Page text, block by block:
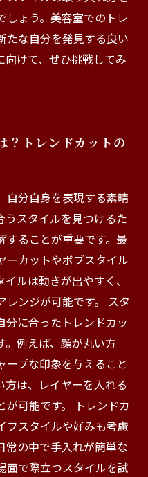
しょう。美容室でのトレ
たな自分を発見する良い
けて、ぜひ挑戦してみ
？トレンドカットの
自分自身を表現する素晴
うスタイルを見つけるた
することが重要です。最
ーカットやボブスタイル
ルは動きが出やすく、
レンジが可能です。 スタ
分に合ったトレンドカッ
。例えば、顔が丸い方
ープな印象を与えること
は、レイヤーを入れる
が可能です。 トレンドカ
フスタイルや好みも考慮
常の中で手入れが簡単な
面で際立つスタイルを試